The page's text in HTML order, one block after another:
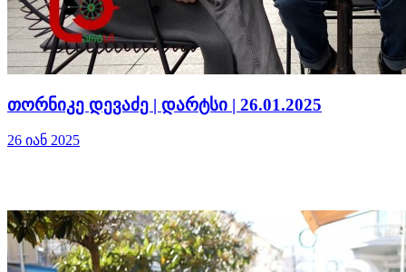
თორნიკე დევაძე | დარტსი | 26.01.2025
26 იან 2025